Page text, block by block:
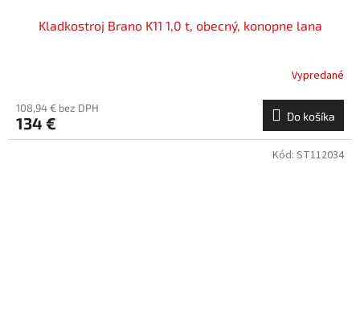
Kladkostroj Brano K11 1,0 t, obecný, konopne lana
Vypredané
108,94 € bez DPH
134 € Do košíka
Kód: ST112034